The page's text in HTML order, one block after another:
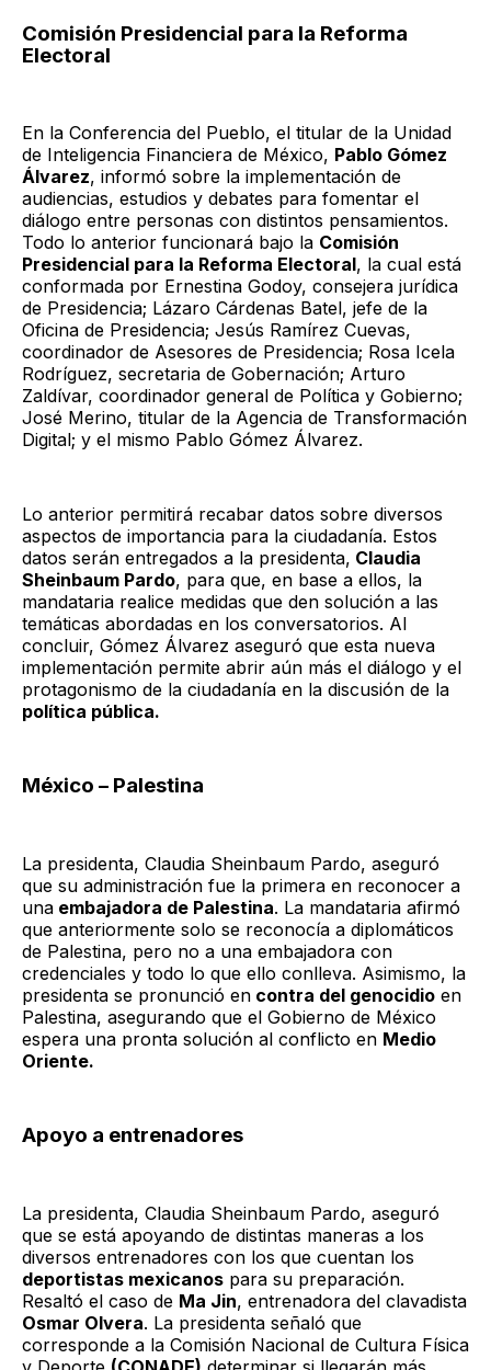
Comisión Presidencial para la Reforma
Electoral
En la Conferencia del Pueblo, el titular de la Unidad
de Inteligencia Financiera de México, Pablo Gómez
Álvarez, informó sobre la implementación de
audiencias, estudios y debates para fomentar el
diálogo entre personas con distintos pensamientos.
Todo lo anterior funcionará bajo la Comisión
Presidencial para la Reforma Electoral, la cual está
conformada por Ernestina Godoy, consejera jurídica
de Presidencia; Lázaro Cárdenas Batel, jefe de la
Oficina de Presidencia; Jesús Ramírez Cuevas,
coordinador de Asesores de Presidencia; Rosa Icela
Rodríguez, secretaria de Gobernación; Arturo
Zaldívar, coordinador general de Política y Gobierno;
José Merino, titular de la Agencia de Transformación
Digital; y el mismo Pablo Gómez Álvarez.
Lo anterior permitirá recabar datos sobre diversos
aspectos de importancia para la ciudadanía. Estos
datos serán entregados a la presidenta, Claudia
Sheinbaum Pardo, para que, en base a ellos, la
mandataria realice medidas que den solución a las
temáticas abordadas en los conversatorios. Al
concluir, Gómez Álvarez aseguró que esta nueva
implementación permite abrir aún más el diálogo y el
protagonismo de la ciudadanía en la discusión de la
política pública.
México – Palestina
La presidenta, Claudia Sheinbaum Pardo, aseguró
que su administración fue la primera en reconocer a
una embajadora de Palestina. La mandataria afirmó
que anteriormente solo se reconocía a diplomáticos
de Palestina, pero no a una embajadora con
credenciales y todo lo que ello conlleva. Asimismo, la
presidenta se pronunció en contra del genocidio en
Palestina, asegurando que el Gobierno de México
espera una pronta solución al conflicto en Medio
Oriente.
Apoyo a entrenadores
La presidenta, Claudia Sheinbaum Pardo, aseguró
que se está apoyando de distintas maneras a los
diversos entrenadores con los que cuentan los
deportistas mexicanos para su preparación.
Resaltó el caso de Ma Jin, entrenadora del clavadista
Osmar Olvera. La presidenta señaló que
corresponde a la Comisión Nacional de Cultura Física